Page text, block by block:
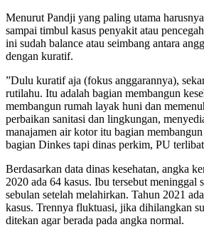
Menurut Pandji yang paling utama
sampai timbul kasus penyakit atau
ini sudah balance atau seimbang antara
dengan kuratif.
”Dulu kuratif aja (fokus anggarannya),
rutilahu. Itu adalah bagian membangun
membangun rumah layak huni dan
perbaikan sanitasi dan lingkungan,
manajamen air kotor itu bagian
bagian Dinkes tapi dinas perkim, PU
Berdasarkan data dinas kesehatan, angka
2020 ada 64 kasus. Ibu tersebut meninggal
sebulan setelah melahirkan. Tahun 2021
kasus. Trennya fluktuasi, jika dihilangkan
ditekan agar berada pada angka normal.